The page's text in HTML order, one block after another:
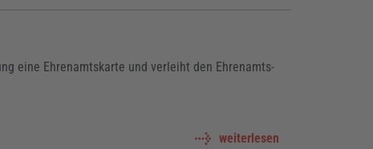
eine Ehrenamtskarte und verleiht den Ehrenamts-
weiterlesen